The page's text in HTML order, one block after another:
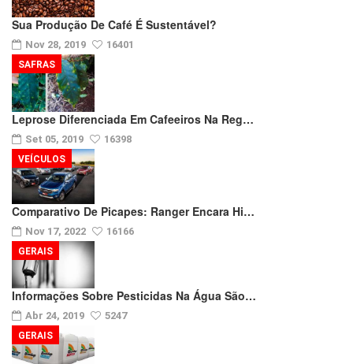
Sua Produção De Café É Sustentável?
Nov 28, 2019 16401
Leprose Diferenciada Em Cafeeiros Na Reg…
Set 05, 2019 16398
SAFRAS
Comparativo De Picapes: Ranger Encara Hi…
Nov 17, 2022 16166
VEÍCULOS
Informações Sobre Pesticidas Na Água São…
Abr 24, 2019 5247
GERAIS
GERAIS